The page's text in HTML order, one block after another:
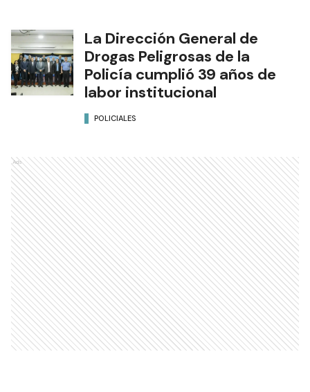
La Dirección General de
Drogas Peligrosas de la
Policía cumplió 39 años de
labor institucional
POLICIALES
Ads